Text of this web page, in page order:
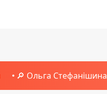
🔎 Ольга Стефанішина